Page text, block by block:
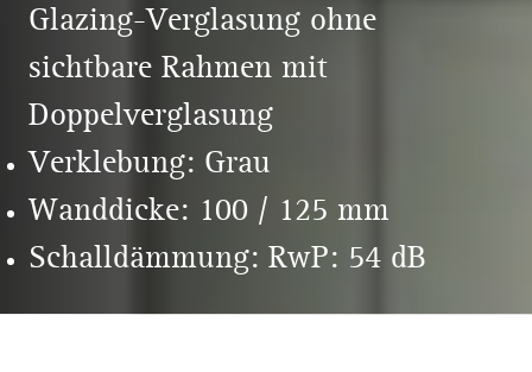
Glazing-Verglasung ohne
sichtbare Rahmen mit
Doppelverglasung
Verklebung: Grau
Wanddicke: 100 / 125 mm
Schalldämmung: RwP: 54 dB